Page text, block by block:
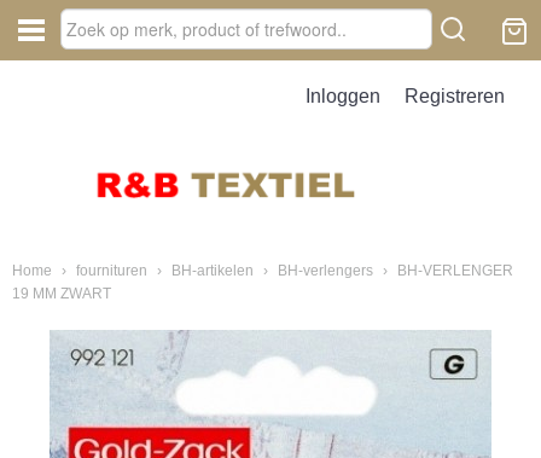
Inloggen Registreren
Home › fournituren › BH-artikelen › BH-verlengers ›
BH-VERLENGER
19 MM ZWART